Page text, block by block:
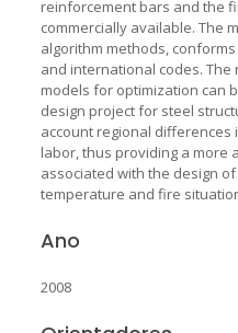
reinforcement bars and the
commercially available. The
algorithm methods,
and international codes.
models for optimization can
design project for steel
account regional differences
labor, thus providing a more
associated with the design
temperature and fire
Ano
2008